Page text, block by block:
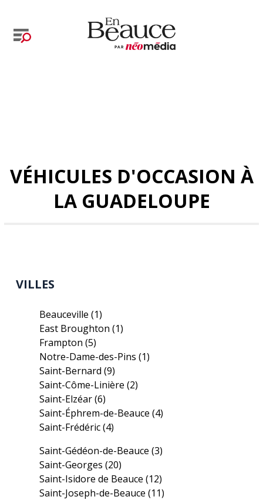
VÉHICULES D'OCCASION À
LA GUADELOUPE
VILLES
Beauceville(1)
East Broughton(1)
Frampton(5)
Notre-Dame-des-Pins(1)
Saint-Bernard(9)
Saint-Côme-Linière(2)
Saint-Elzéar(6)
Saint-Éphrem-de-Beauce(4)
Saint-Frédéric(4)
Saint-Gédéon-de-Beauce(3)
Saint-Georges(20)
Saint-Isidore de Beauce(12)
Saint-Joseph-de-Beauce(11)